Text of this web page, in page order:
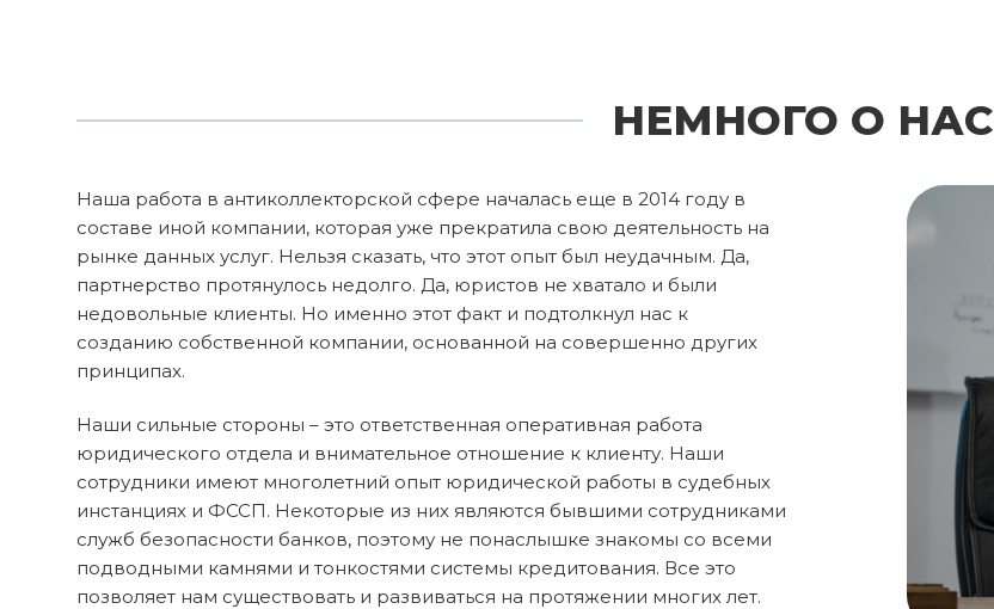
НЕМНОГО О НАС
Наша работа в антиколлекторской сфере началась еще в 2014 году в
составе иной компании, которая уже прекратила свою деятельность на
рынке данных услуг. Нельзя сказать, что этот опыт был неудачным. Да,
партнерство протянулось недолго. Да, юристов не хватало и были
недовольные клиенты. Но именно этот факт и подтолкнул нас к
созданию собственной компании, основанной на совершенно других
принципах.
Наши сильные стороны – это ответственная оперативная работа
юридического отдела и внимательное отношение к клиенту. Наши
сотрудники имеют многолетний опыт юридической работы в судебных
инстанциях и ФССП. Некоторые из них являются бывшими сотрудниками
служб безопасности банков, поэтому не понаслышке знакомы со всеми
подводными камнями и тонкостями системы кредитования. Все это
позволяет нам существовать и развиваться на протяжении многих лет.